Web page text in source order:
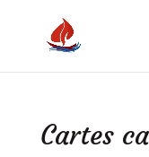
Cartes